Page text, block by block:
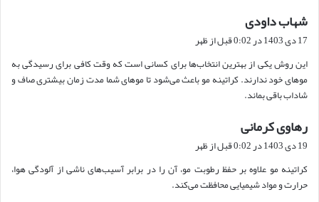
شهاب داودیف
:
17 دی 1403 در 0:02 قبل از ظهر
این روش یکی از بهترین انتخاب‌ها برای کسانی است که وقت کافی برای رسیدگی به
موهای خود ندارند. کراتینه مو باعث می‌شود تا موهای شما مدت زمان بیشتری صاف و
شاداب باقی بماند.
رهاوی کرمانیف
:
19 دی 1403 در 0:02 قبل از ظهر
کراتینه مو علاوه بر حفظ رطوبت مو، آن را در برابر آسیب‌های ناشی از آلودگی هوا،
حرارت و مواد شیمیایی محافظت می‌کند.